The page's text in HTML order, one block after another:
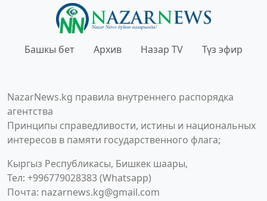
Башкы бет Архив Назар TV Түз эфир
NazarNews.kg правила внутреннего распорядка
агентства
Принципы справедливости, истины и национальных
интересов в памяти государственного флага;
Кыргыз Республикасы, Бишкек шаары,
Тел: +996779028383 (Whatsapp)
Почта: nazarnews.kg@gmail.com